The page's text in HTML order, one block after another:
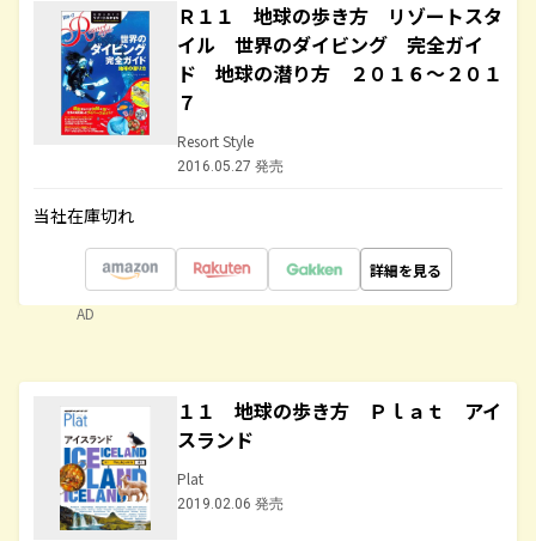
Ｒ１１ 地球の歩き方 リゾートスタ
イル 世界のダイビング 完全ガイ
ド 地球の潜り方 ２０１６～２０１
７
Resort Style
2016.05.27 発売
当社在庫切れ
詳細を見る
AD
１１ 地球の歩き方 Ｐｌａｔ アイ
スランド
Plat
2019.02.06 発売